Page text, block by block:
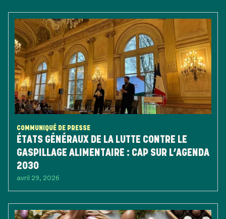
COMMUNIQUÉ DE PRESSE
ÉTATS GÉNÉRAUX DE LA LUTTE CONTRE LE
GASPILLAGE ALIMENTAIRE : CAP SUR L’AGENDA
2030
avril 29, 2026